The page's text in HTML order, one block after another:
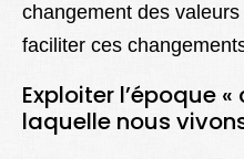
changement des
faciliter ces
Exploiter l’époque
laquelle nous